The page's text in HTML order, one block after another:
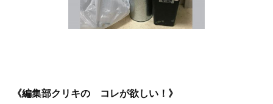
《編集部クリキの コレが欲しい！》